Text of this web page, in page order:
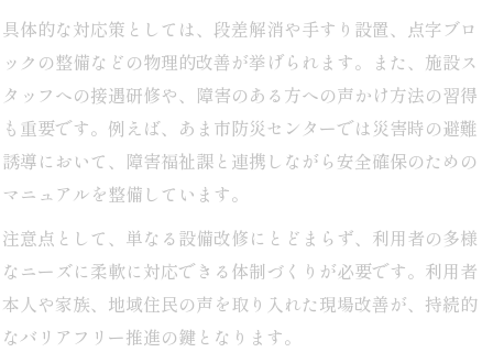
初学者向けバリアフリー研修の進め方
実践例で学ぶバリアフリー理解のポイント
わかりやすいバリアフリー用語と使い方
公共施設事例で学ぶ研修の分かりやすさ
研修資料作成時のバリアフリー配慮の工夫
具体的な対応策としては、段差解消や手すり設置、点字ブロ
ックの整備などの物理的改善が挙げられます。また、施設ス
タッフへの接遇研修や、障害のある方への声かけ方法の習得
も重要です。例えば、あま市防災センターでは災害時の避難
誘導において、障害福祉課と連携しながら安全確保のための
マニュアルを整備しています。
注意点として、単なる設備改修にとどまらず、利用者の多様
なニーズに柔軟に対応できる体制づくりが必要です。利用者
本人や家族、地域住民の声を取り入れた現場改善が、持続的
なバリアフリー推進の鍵となります。